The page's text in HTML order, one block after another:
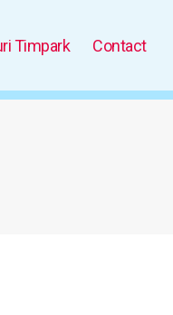
Timpark Contact